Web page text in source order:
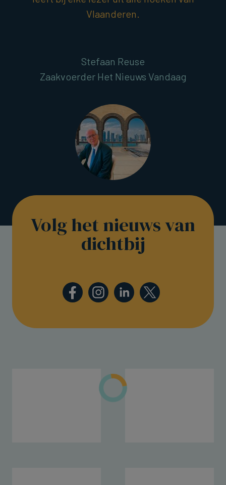
Vlaanderen.
Stefaan Reuse
Zaakvoerder Het Nieuws Vandaag
Volg het nieuws van
dichtbij